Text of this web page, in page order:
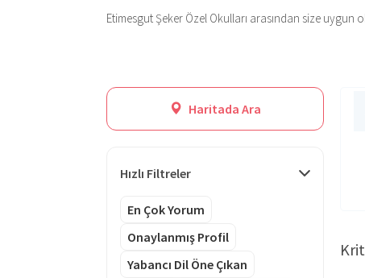
Etimesgut Şeker Özel Okulları arasından size
Haritada Ara
Hızlı Filtreler
En Çok Yorum
Onaylanmış Profil
Yabancı Dil Öne Çıkan